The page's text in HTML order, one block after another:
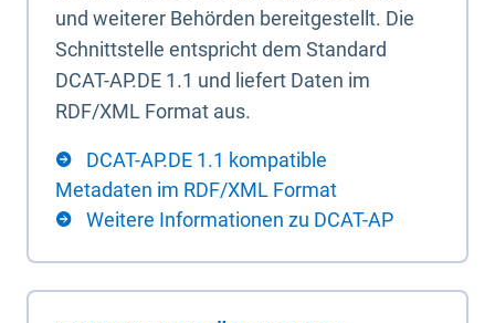
und weiterer Behörden bereitgestellt. Die
Schnittstelle entspricht dem Standard
DCAT-AP.DE 1.1 und liefert Daten im
RDF/XML Format aus.
DCAT-AP.DE 1.1 kompatible
Metadaten im RDF/XML Format
Weitere Informationen zu DCAT-AP